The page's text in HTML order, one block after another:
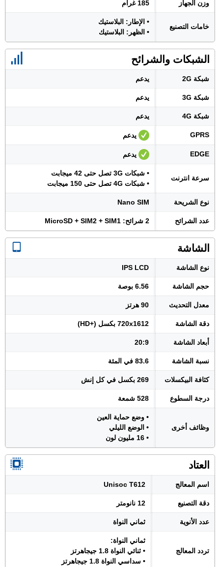
وزن الجهاز 185 غرام
خامات التصنيع
• الإطار: البلاستيك
• الظهر: البلاستيك
الشبكات والشرائح
شبكة 2G يدعم
شبكة 3G يدعم
شبكة 4G يدعم
GPRS يدعم
EDGE يدعم
سرعة انترنت
• شبكات 3G تصل حتى 42 ميجابت
• شبكات 4G تصل حتى 150 ميجابت
نوع الشريحة Nano SIM
عدد الشرائح 2 شرائح: MicroSD + SIM2 + SIM1
الشاشة
نوع الشاشة IPS LCD
حجم الشاشة 6.56 بوصة
معدل التحديث 90 هرتز
دقة الشاشة 720x1612 بكسل (+HD)
أبعاد الشاشة 20:9
نسبة الشاشة 83.6 في المئة
كثافة البيكسلات 269 بكسل في كل إنش
درجة السطوع 528 شمعة
وظائف أخرى
• وضع حماية العين
• الوضع الليلي
• 16 مليون لون
العتاد
اسم المعالج Unisoc T612
دقة التصنيع 12 نانومتر
عدد الأنوية ثماني النواة
تردد المعالج
ثماني النواة:
• ثنائي النواة 1.8 جيجاهرتز
• سداسي النواة 1.8 جيجاهرتز